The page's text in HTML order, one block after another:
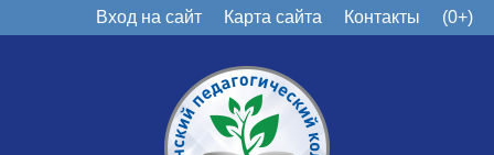
Вход на сайт Карта сайта Контакты (0+)